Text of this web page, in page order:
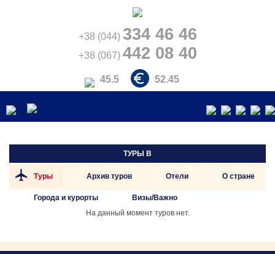
+38 (044) 334 46 46
+38 (067) 442 08 40
45.5 52.45
ТУРЫ В
Туры Архив туров Отели О стране
Города и курорты
Визы/Важно
На данный момент туров нет.